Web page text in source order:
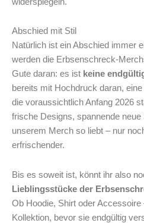
Abschied mit Stil
Natürlich ist ein Abschied immer
werden die Erbsenschreck-
Gute daran: es ist keine
bereits mit Hochdruck daran,
die voraussichtlich Anfang 2026
frische Designs, spannende
unserem Merch so liebt – nur
erfrischender.
Bis es soweit ist, könnt ihr also
Lieblingsstücke der
Ob Hoodie, Shirt oder
Kollektion, bevor sie endgültig